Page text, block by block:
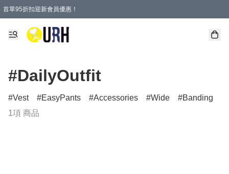
首單95折扣迎新會員優惠！
特選會員可享全單低至 95 折優惠！
單一訂單滿HKD600(澳門HKD800)包郵寄順豐送到家。
#DailyOutfit
Vest EasyPants Accessories Wide Banding
1項 商品